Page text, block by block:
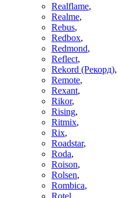
Realflame,
Realme,
Rebus,
Redbox,
Redmond,
Reflect,
Rekord (Рекорд),
Remote,
Rexant,
Rikor,
Rising,
Ritmix,
Rix,
Roadstar,
Roda,
Roison,
Rolsen,
Rombica,
Rotel,